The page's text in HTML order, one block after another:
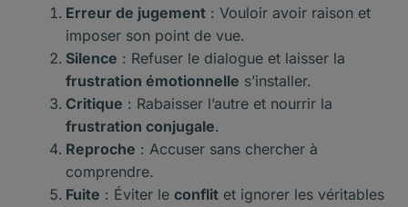
Erreur de jugement : Vouloir avoir raison et
imposer son point de vue.
Silence : Refuser le dialogue et laisser la
frustration émotionnelle s’installer.
Critique : Rabaisser l’autre et nourrir la
frustration conjugale.
Reproche : Accuser sans chercher à
comprendre.
Fuite : Éviter le conflit et ignorer les véritables